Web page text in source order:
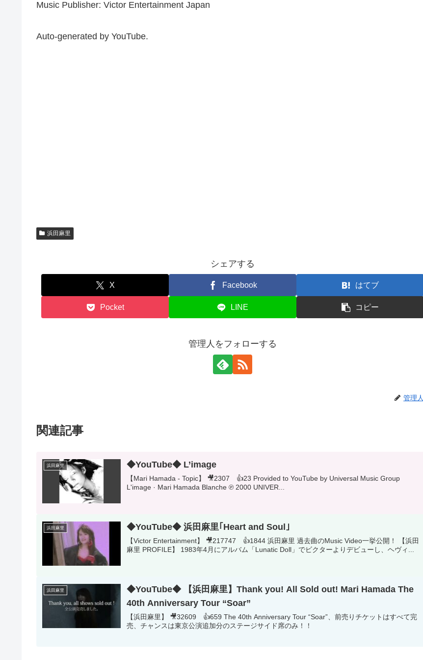
Music Publisher: Victor Entertainment Japan
Auto-generated by YouTube.
浜田麻里
シェアする
X Facebook はてブ
Pocket LINE コピー
管理人をフォローする
管理人
関連記事
浜田麻里 ◆YouTube◆ L’image
【Mari Hamada - Topic】 🎥2307 👍23 Provided to YouTube by Universal Music Group
L'image · Mari Hamada Blanche ℗ 2000 UNIVER...
浜田麻里 ◆YouTube◆ 浜田麻里｢Heart and Soul｣
【Victor Entertainment】 🎥217747 👍1844 浜田麻里 過去曲のMusic Video一挙公開！ 【浜田
麻里 PROFILE】 1983年4月にアルバム「Lunatic Doll」でビクターよりデビューし、ヘヴィ...
浜田麻里
◆YouTube◆ 【浜田麻里】Thank you! All Sold out! Mari Hamada The
40th Anniversary Tour “Soar”
【浜田麻里】 🎥32609 👍659 The 40th Anniversary Tour “Soar”、前売りチケットはすべて完
売、チャンスは東京公演追加分のステージサイド席のみ！！